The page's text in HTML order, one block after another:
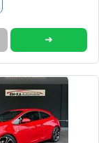
➜